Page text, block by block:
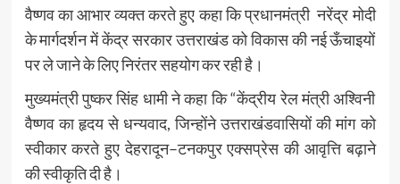
वैष्णव का आभार व्यक्त करते हुए कहा कि प्रधानमंत्री नरेंद्र मोदी
के मार्गदर्शन में केंद्र सरकार उत्तराखंड को विकास की नई ऊँचाइयों
पर ले जाने के लिए निरंतर सहयोग कर रही है।
मुख्यमंत्री पुष्कर सिंह धामी ने कहा कि “केंद्रीय रेल मंत्री अश्विनी
वैष्णव का हृदय से धन्यवाद, जिन्होंने उत्तराखंडवासियों की मांग को
स्वीकार करते हुए देहरादून–टनकपुर एक्सप्रेस की आवृत्ति बढ़ाने
की स्वीकृति दी है।